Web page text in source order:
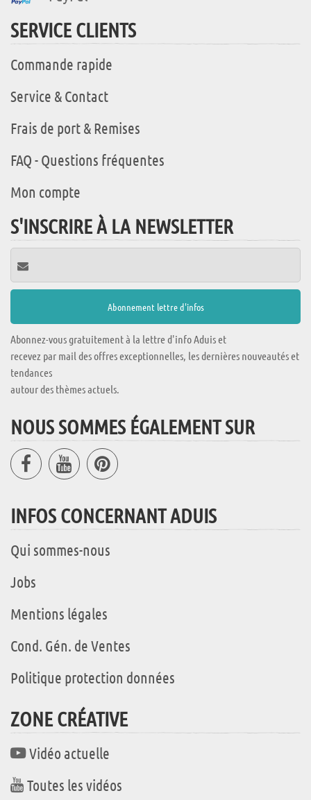
SERVICE CLIENTS
Commande rapide
Service & Contact
Frais de port & Remises
FAQ - Questions fréquentes
Mon compte
S'INSCRIRE À LA NEWSLETTER
Abonnez-vous gratuitement à la lettre d'info Aduis et
recevez par mail des offres exceptionnelles, les dernières nouveautés et
tendances
autour des thèmes actuels.
NOUS SOMMES ÉGALEMENT SUR
INFOS CONCERNANT ADUIS
Qui sommes-nous
Jobs
Mentions légales
Cond. Gén. de Ventes
Politique protection données
ZONE CRÉATIVE
Vidéo actuelle
Toutes les vidéos